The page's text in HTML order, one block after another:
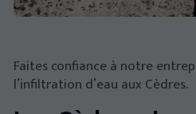
Faites confiance à notre
l’infiltration d’eau aux Cèdres.